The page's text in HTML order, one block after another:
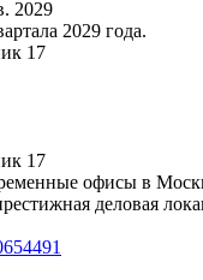
2029
2029 года.
17
17
офисы в
деловая